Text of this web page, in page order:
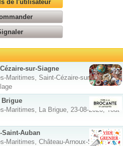
de l'utilisateur
sur-Siagne
Maritimes, Saint-Cézaire-sur-Siagne,
Brigue
Maritimes, La Brigue, 23-08-2026, Tout
Auban
Maritimes, Château-Arnoux-Saint-